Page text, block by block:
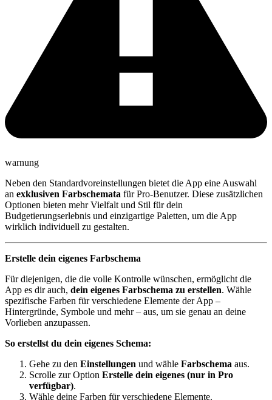
warnung
Neben den Standardvoreinstellungen bietet die App eine Auswahl
an exklusiven Farbschemata für Pro-Benutzer. Diese zusätzlichen
Optionen bieten mehr Vielfalt und Stil für dein
Budgetierungserlebnis und einzigartige Paletten, um die App
wirklich individuell zu gestalten.
Erstelle dein eigenes Farbschema
Für diejenigen, die die volle Kontrolle wünschen, ermöglicht die
App es dir auch, dein eigenes Farbschema zu erstellen. Wähle
spezifische Farben für verschiedene Elemente der App –
Hintergründe, Symbole und mehr – aus, um sie genau an deine
Vorlieben anzupassen.
So erstellst du dein eigenes Schema:
Gehe zu den Einstellungen und wähle Farbschema aus.
Scrolle zur Option Erstelle dein eigenes (nur in Pro
verfügbar).
Wähle deine Farben für verschiedene Elemente.